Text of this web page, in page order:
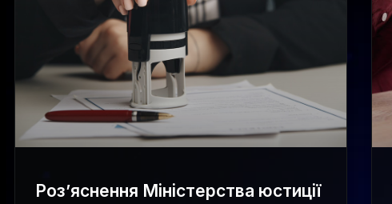
Роз’яснення Міністерства юстиції